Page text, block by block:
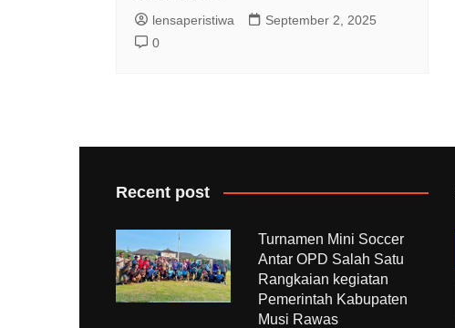
lensaperistiwa
September 2, 2025
0
Recent post
Turnamen Mini Soccer
Antar OPD Salah Satu
Rangkaian kegiatan
Pemerintah Kabupaten
Musi Rawas